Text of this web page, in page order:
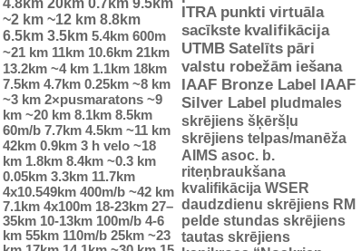
~2 km ~12 km 8.8km
6.5km 3.5km 5.4km 600m
~21 km 11km 10.6km 21km
13.2km ~4 km 1.1km 18km
7.5km 4.7km 0.25km ~8 km
~3 km 2×pusmaratons ~9
km ~20 km 8.1km 8.5km
60m/b 7.7km 4.5km ~11 km
42km 0.9km 3 h velo ~18
km 1.8km 8.4km ~0.3 km
0.05km 3.3km 11.7km
4x10.549km 400m/b ~42 km
7.1km 4x100m 18-23km 27–
35km 10-13km 100m/b 4-6
km 55km 110m/b 25km ~23
ITRA punkti virtuāla
sacīkste kvalifikācija
UTMB Satelīts pāri
valstu robežām iešana
IAAF Bronze Label IAAF
Silver Label pludmales
skrējiens šķēršļu
skrējiens telpas/manēža
AIMS asoc. b.
riteņbraukšana
kvalifikācija WSER
daudzdienu skrējiens RM
pelde stundas skrējiens
tautas skrējiens